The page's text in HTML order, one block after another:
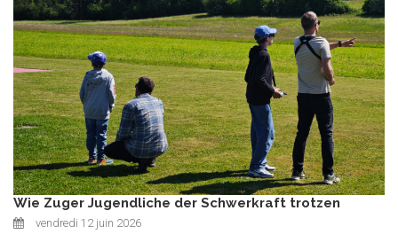
Wie Zuger Jugendliche der Schwerkraft trotzen
vendredi 12 juin 2026